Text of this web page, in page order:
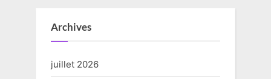
Archives
juillet 2026